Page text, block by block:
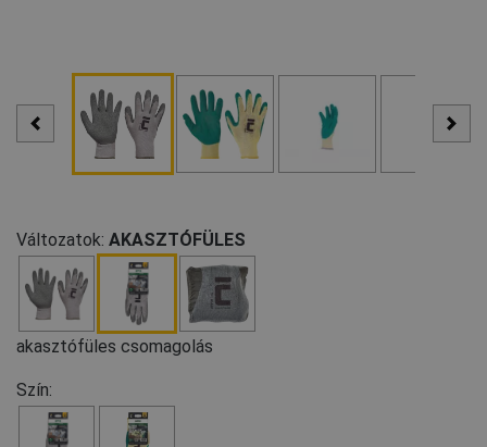
Változatok: AKASZTÓFÜLES
akasztófüles csomagolás
Szín: